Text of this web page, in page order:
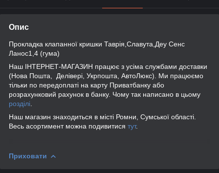
Опис
Прокладка клапанної кришки Таврія,Славута,Деу Сенс
Ланос1,4 (гума)
Наш ІНТЕРНЕТ-МАГАЗИН працює з усіма службами доставки
(Нова Пошта, Делівері, Укрпошта, АвтоЛюкс). Ми працюємо
тільки по передоплаті на карту Приватбанку або
розрахунковий рахунок в банку. Чому так написано в цьому
розділі
Наш магазин знаходиться в місті Ромни, Сумської області.
Весь асортимент можна подивитися тут.
Приховати